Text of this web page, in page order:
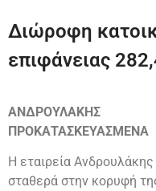
Διώροφη
επιφάνειας
ΑΝΔΡΟΥΛΑΚΗΣ
ΠΡΟΚΑΤΑΣΚΕΥΑΣΜΕΝΑ
Η εταιρεία
σταθερά στην κορυφή